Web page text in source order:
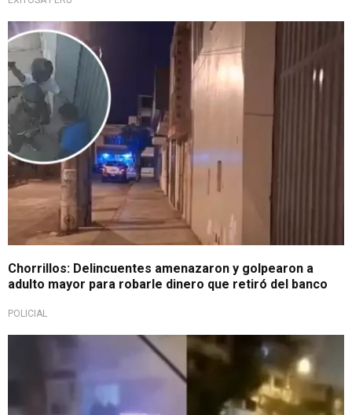
Recibió golpes
Chorrillos: Delincuentes amenazaron y golpearon a
adulto mayor para robarle dinero que retiró del banco
POLICIAL